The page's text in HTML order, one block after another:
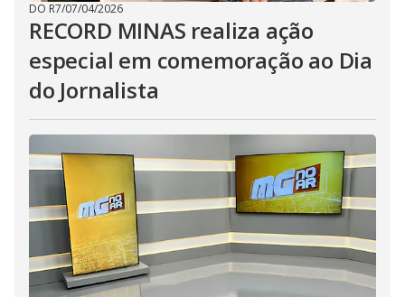
DO R7/07/04/2026
RECORD MINAS realiza ação
especial em comemoração ao Dia
do Jornalista